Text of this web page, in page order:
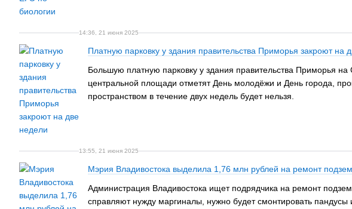
14:36, 21 июня 2025
Платную парковку у здания правительства Приморья закроют на
Большую платную парковку у здания правительства Приморья
центральной площади отметят День молодёжи и День города,
пространством в течение двух недель будет нельзя.
13:55, 21 июня 2025
Мэрия Владивостока выделила 1,76 млн рублей на ремонт
Администрация Владивостока ищет подрядчика на ремонт
справляют нужду маргиналы, нужно будет смонтировать пандусы